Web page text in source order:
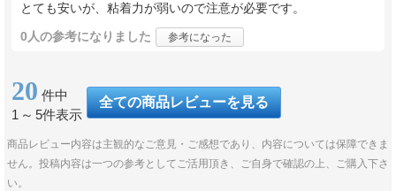
とても安いが、粘着力が弱いので注意が必要です。
0人の参考になりました 参考になった
20 件中
1 ～ 5件表示
全ての商品レビューを見る
商品レビュー内容は主観的なご意見・ご感想であり、内容については保障できま
せん。投稿内容は一つの参考としてご活用頂き、ご自身で確認の上、ご購入下さ
い。